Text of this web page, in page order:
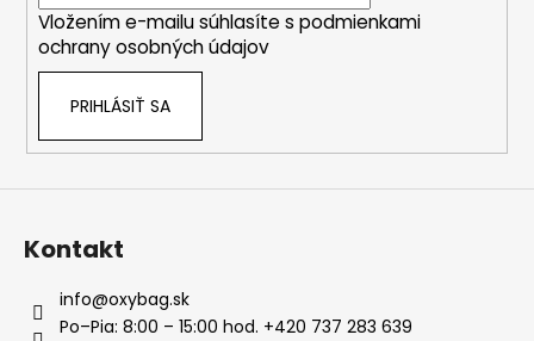
Vložením e-mailu súhlasíte s podmienkami
ochrany osobných údajov
PRIHLÁSIŤ SA
Kontakt
info@oxybag.sk
Po–Pia: 8:00 – 15:00 hod. +420 737 283 639